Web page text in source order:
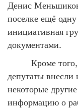
Денис
поселке ещё одну
инициативная
документами.
Кроме того
депутаты внесли
некоторые другие
информацию о